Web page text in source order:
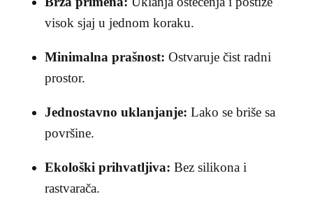
visok sjaj u jednom koraku.
Minimalna prašnost: Ostvaruje čist radni
prostor.
Jednostavno uklanjanje: Lako se briše sa
površine.
Ekološki prihvatljiva: Bez silikona i
rastvarača.